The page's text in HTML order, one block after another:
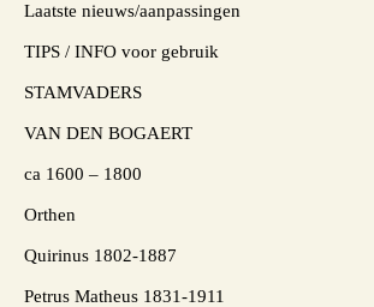
Laatste nieuws/aanpassingen
TIPS / INFO voor gebruik
STAMVADERS
VAN DEN BOGAERT
ca 1600 – 1800
Orthen
Quirinus 1802-1887
Petrus Matheus 1831-1911